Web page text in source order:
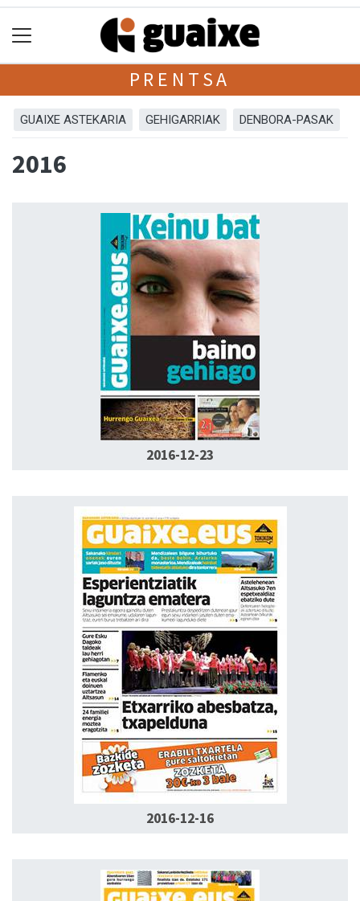
PRENTSA
GUAIXE ASTEKARIA GEHIGARRIAK DENBORA-PASAK
2016
2016-12-23
2016-12-16